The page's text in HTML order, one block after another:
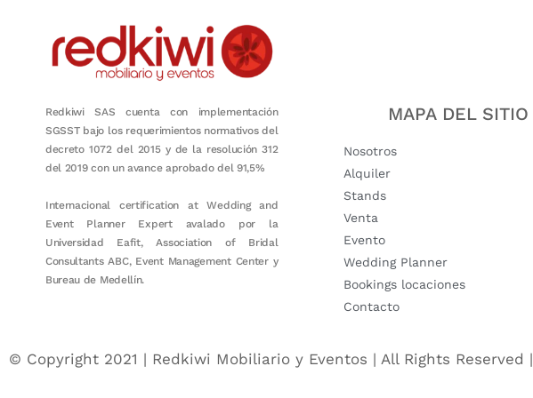
Redkiwi SAS cuenta con implementación
SGSST bajo los requerimientos normativos del
decreto 1072 del 2015 y de la resolución 312
del 2019 con un avance aprobado del 91,5%
Internacional certification at Wedding and
Event Planner Expert avalado por la
Universidad Eafit, Association of Bridal
Consultants ABC, Event Management Center y
Bureau de Medellín.
MAPA DEL SITIO
Nosotros
Alquiler
Stands
Venta
Evento
Wedding Planner
Bookings locaciones
Contacto
© Copyright 2021 | Redkiwi Mobiliario y Eventos | All Rights Reserved |